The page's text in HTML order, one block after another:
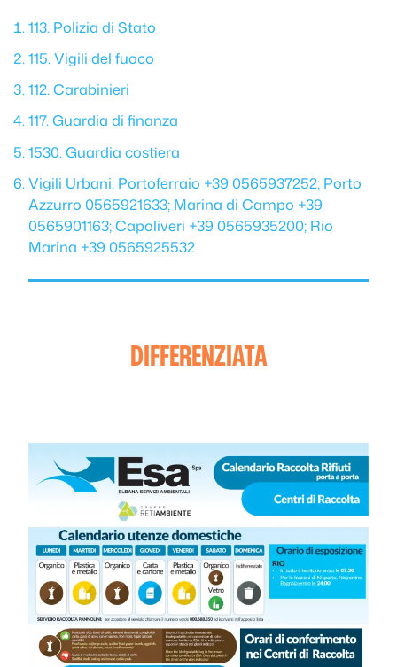
113. Polizia di Stato
115. Vigili del fuoco
112. Carabinieri
117. Guardia di finanza
1530. Guardia costiera
Vigili Urbani: Portoferraio +39 0565937252; Porto
Azzurro 0565921633; Marina di Campo +39
0565901163; Capoliveri +39 0565935200; Rio
Marina +39 0565925532
DIFFERENZIATA